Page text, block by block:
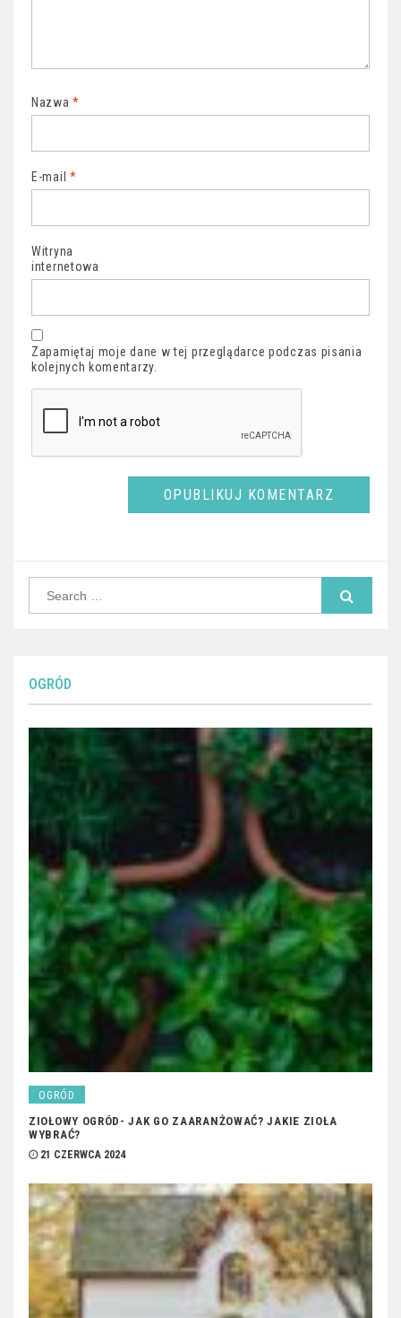
Nazwa*
E-mail *
Witryna
internetowa
Zapamiętaj moje dane w tej przeglądarce podczas pisania
kolejnych komentarzy.
OGRÓD
OGRÓD
ZIOŁOWY OGRÓD- JAK GO ZAARANŻOWAĆ? JAKIE ZIOŁA
WYBRAĆ?
21 CZERWCA 2024